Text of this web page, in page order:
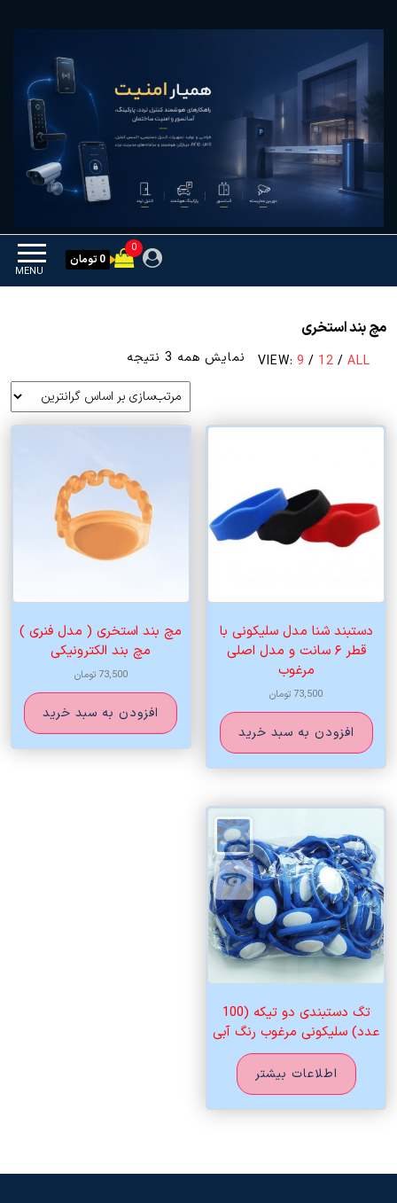
همیار امنیت
MENU
0
0 تومان
مچ بند استخری
VIEW: 9 / 12 / ALL نمایش همه 3 نتیجه
بر
اساس
قیمت:
به
کم
دستبند شنا مدل سلیکونی با
قطر ۶ سانت و مدل اصلی
مرغوب
73,500تومان
افزودن به سبد خرید
مچ بند استخری ( مدل فنری )
مچ بند الکترونیکی
73,500تومان
افزودن به سبد خرید
تگ دستبندی دو تیکه (100
عدد) سلیکونی مرغوب رنگ آبی
اطلاعات بیشتر